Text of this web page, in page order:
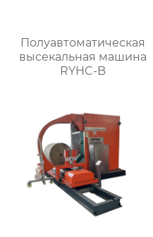
Полуавтоматическая
высекальная машина
RYHC-B